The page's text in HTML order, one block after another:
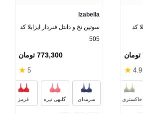
و کیفیت اولیه روتختی حفظ گردد.
کد
4.9
★
خاکستری قرمز خاکستری سرمه‌ای خاکستری سبز
Izabella
سوتین نخ و دانتل فنردار ایزابلا کد
505
773,300 تومان
5
★
سرمه‌ای گلبهی تیره قرمز